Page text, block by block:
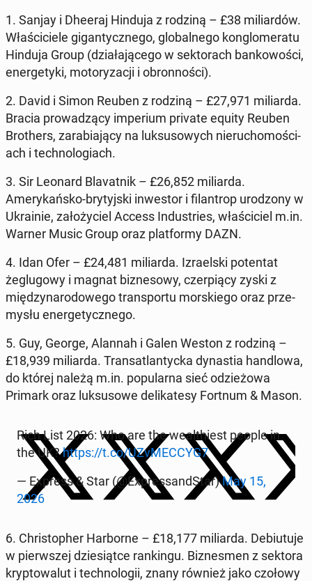
1. Sanjay i Dheeraj Hinduja z rodziną – £38 mil­iardów.
Właś­ci­ciele gi­gan­ty­cznego, glob­al­nego kon­glom­er­atu
Hinduja Group (dzi­ała­jącego w sek­torach bankowoś­ci,
en­er­gety­ki, mo­to­ryza­cji i obron­noś­ci).
2. David i Simon Reuben z rodziną – £27,971 mil­iar­da.
Bracia prowadzą­cy im­peri­um private equity Reuben
Broth­ers, zara­bi­a­ją­cy na luk­su­sowych nieru­chomoś­ci­
ach i tech­nolo­giach.
3. Sir Leonard Blavat­nik – £26,852 mil­iar­da.
Amerykańsko-bry­tyjs­ki in­west­or i fi­lantrop urod­zony w
Ukrainie, za­łoży­ciel Access In­dus­tries, właś­ci­ciel m.in.
Warner Music Group oraz plat­formy DAZN.
4. Idan Ofer – £24,481 mil­iar­da. Izrael­s­ki po­ten­tat
żeglu­gowy i magnat biz­ne­sowy, cz­er­pią­cy zyski z
między­nar­o­dowego trans­portu morskiego oraz prze­
mysłu en­er­gety­cznego.
5. Guy, George, Alannah i Galen Weston z rodziną –
£18,939 mil­iar­da. Transat­lanty­c­ka dy­nas­tia hand­lowa,
do której należą m.in. pop­u­lar­na sieć odzieżowa
Primarkoraz luk­su­sowe de­likatesy Fortnum & Mason.
Rich List 2026: Who are the wealth­i­est people in
the UK?https://t.co/UZvMEC­CYG7
— Express & Star (@Ex­pres­sand­Star)May 15,
2026
6. Christo­pher Har­borne – £18,177 mil­iar­da. De­bi­u­tu­je
w pier­wszej dziesiątce rankingu. Biz­nes­men z sektora
kryp­towa­lut i tech­nologii, znany również jako czołowy